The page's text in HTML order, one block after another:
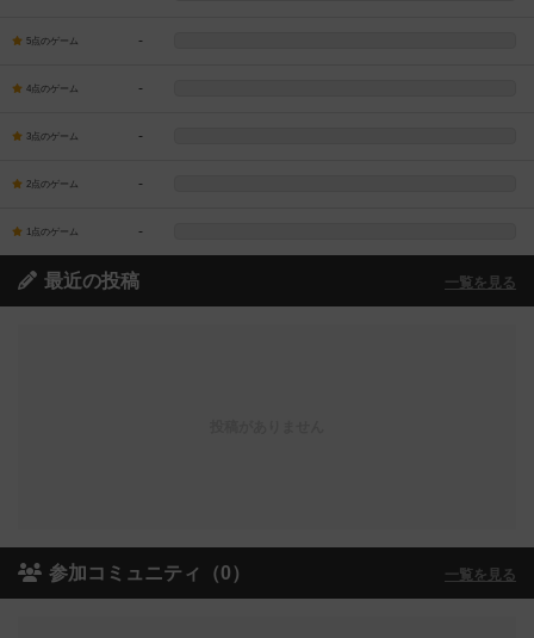
5点のゲーム -
4点のゲーム -
3点のゲーム -
2点のゲーム -
1点のゲーム -
最近の投稿 一覧を見る
参加コミュニティ（0） 一覧を見る